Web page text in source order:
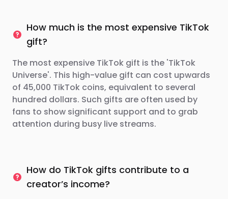
How much is the most expensive TikTok
gift?
The most expensive TikTok gift is the 'TikTok
Universe'. This high-value gift can cost upwards
of 45,000 TikTok coins, equivalent to several
hundred dollars. Such gifts are often used by
fans to show significant support and to grab
attention during busy live streams.
How do TikTok gifts contribute to a
creator’s income?